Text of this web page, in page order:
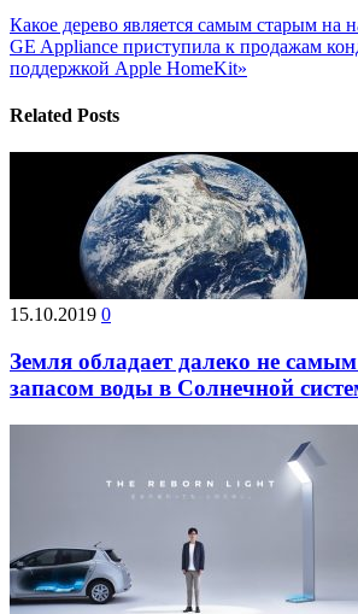
Какое дерево является самым старым на
GE Appliance приступила к продажам
поддержкой Apple HomeKit»
Related Posts
15.10.2019 0
Земля обладает далеко не
запасом воды в Солнечной